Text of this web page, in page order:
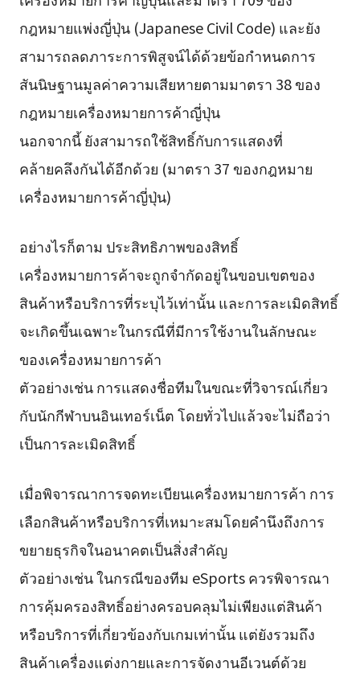
กฎหมายแพ่งญี่ปุ่น (Japanese Civil Code) และยัง
สามารถลดภาระการพิสูจน์ได้ด้วยข้อกำหนดการ
สันนิษฐานมูลค่าความเสียหายตามมาตรา 38 ของ
กฎหมายเครื่องหมายการค้าญี่ปุ่น
นอกจากนี้ ยังสามารถใช้สิทธิ์กับการแสดงที่
คล้ายคลึงกันได้อีกด้วย (มาตรา 37 ของกฎหมาย
เครื่องหมายการค้าญี่ปุ่น)
อย่างไรก็ตาม ประสิทธิภาพของสิทธิ์
เครื่องหมายการค้าจะถูกจำกัดอยู่ในขอบเขตของ
สินค้าหรือบริการที่ระบุไว้เท่านั้น และการละเมิดสิทธิ์
จะเกิดขึ้นเฉพาะในกรณีที่มีการใช้งานในลักษณะ
ของเครื่องหมายการค้า
ตัวอย่างเช่น การแสดงชื่อทีมในขณะที่วิจารณ์เกี่ยว
กับนักกีฬาบนอินเทอร์เน็ต โดยทั่วไปแล้วจะไม่ถือว่า
เป็นการละเมิดสิทธิ์
เมื่อพิจารณาการจดทะเบียนเครื่องหมายการค้า การ
เลือกสินค้าหรือบริการที่เหมาะสมโดยคำนึงถึงการ
ขยายธุรกิจในอนาคตเป็นสิ่งสำคัญ
ตัวอย่างเช่น ในกรณีของทีม eSports ควรพิจารณา
การคุ้มครองสิทธิ์อย่างครอบคลุมไม่เพียงแต่สินค้า
หรือบริการที่เกี่ยวข้องกับเกมเท่านั้น แต่ยังรวมถึง
สินค้าเครื่องแต่งกายและการจัดงานอีเวนต์ด้วย